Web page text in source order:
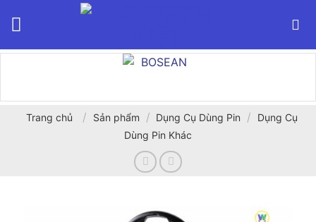
Trang chủ / Sản phẩm / Dụng Cụ Dùng Pin /
Dụng Cụ
Dùng Pin Khác